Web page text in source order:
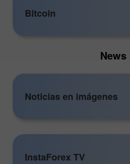
Bitcoin
News
Noticias en imágenes
InstaForex TV